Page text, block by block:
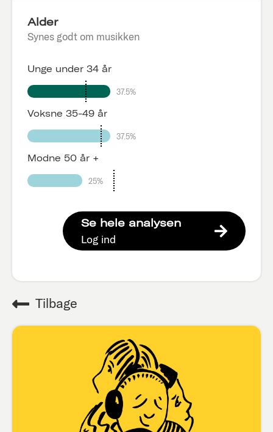
Alder
Synes godt om musikken
Unge under 34 år
37.5%
Voksne 35-49 år
37.5%
Modne 50 år +
25%
Se hele analysen
Log ind
Tilbage